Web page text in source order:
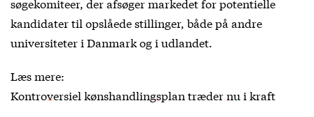
kandidater til opslåede stillinger, både på andre
universiteter i Danmark og i udlandet.
Læs mere:
Kontroversiel kønshandlingsplan træder nu i kraft